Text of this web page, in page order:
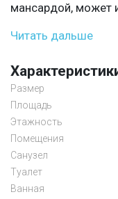
мансардой, может
Читать дальше
Размер
Площадь
Этажность
Помещения
Санузел
Туалет
Ванная